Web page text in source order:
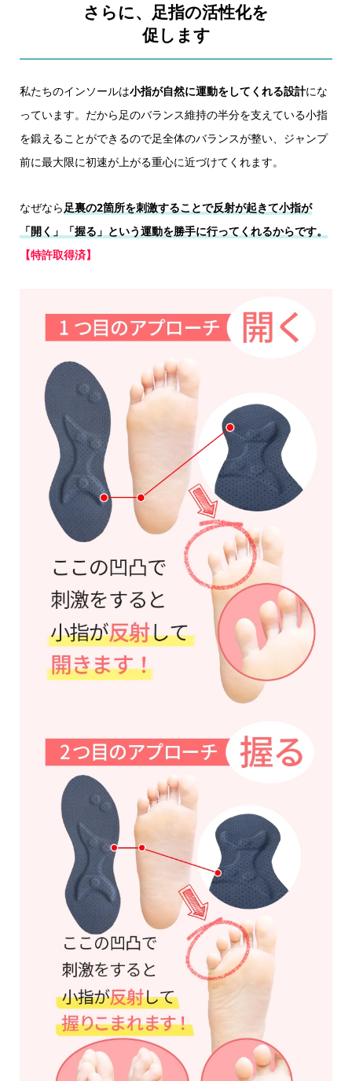
さらに、足指の活性化を
促します
私たちのインソールは小指が自然に運動をしてくれる設計にな
っています。だから足のバランス維持の半分を支えている小指
を鍛えることができるので足全体のバランスが整い、ジャンプ
前に最大限に初速が上がる重心に近づけてくれます。
なぜなら 足裏の2箇所を刺激することで反射が起きて小指が
「開く」「握る」という運動を勝手に行ってくれるからです。
【特許取得済】